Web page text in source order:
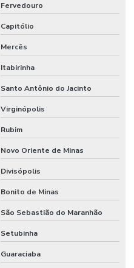
Fervedouro
Capitólio
Mercês
Itabirinha
Santo Antônio do Jacinto
Virginópolis
Rubim
Novo Oriente de Minas
Divisópolis
Bonito de Minas
São Sebastião do Maranhão
Setubinha
Guaraciaba